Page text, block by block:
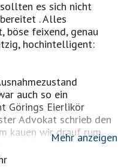
es sich nicht
. Alles
böse feixend, genau
hochintelligent:
auch so ein
Görings Eierlikör
Advokat schrieb den
kauen wir drauf rum.
an jeder Ecke
Souverän?
Mehr anzeigen